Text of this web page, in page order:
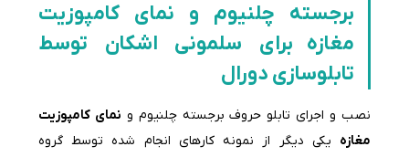
برجسته چلنیوم و نمای کامپوزیت
مغازه برای سلمونی اشکان توسط
تابلوسازی دورال
نصب و اجرای تابلو حروف برجسته چلنیوم و نمای کامپوزیت
مغازه یکی دیگر از نمونه کارهای انجام شده توسط گروه